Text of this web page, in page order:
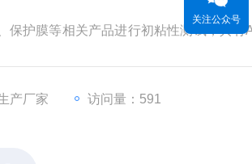
保护膜等相关产品进行初粘性测试，具有
产厂家 访问量：591
关注公众号